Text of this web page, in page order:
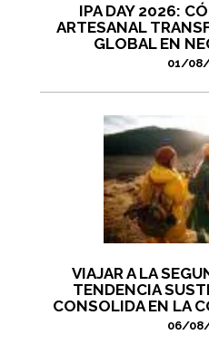
IPA DAY 2026:
ARTESANAL
GLOBAL EN
01/
VIAJAR A LA
TENDENCIA
CONSOLIDA EN LA
06/